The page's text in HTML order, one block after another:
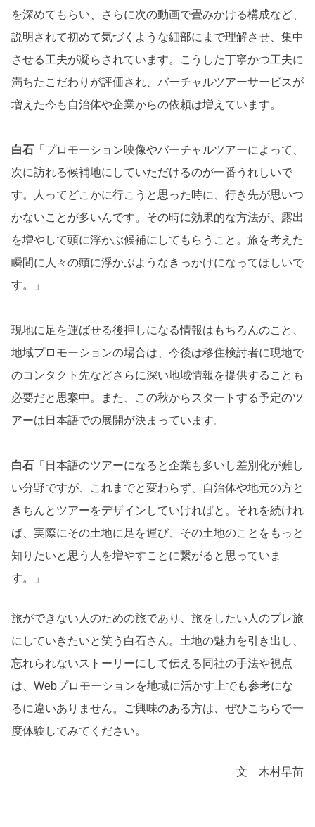
を深めてもらい、さらに次の動画で畳みかける構成など、
説明されて初めて気づくような細部にまで理解させ、集中
させる工夫が凝らされています。こうした丁寧かつ工夫に
満ちたこだわりが評価され、バーチャルツアーサービスが
増えた今も自治体や企業からの依頼は増えています。
白石 「プロモーション映像やバーチャルツアーによって、
次に訪れる候補地にしていただけるのが一番うれしいで
す。人ってどこかに行こうと思った時に、行き先が思いつ
かないことが多いんです。その時に効果的な方法が、露出
を増やして頭に浮かぶ候補にしてもらうこと。旅を考えた
瞬間に人々の頭に浮かぶようなきっかけになってほしいで
す。」
現地に足を運ばせる後押しになる情報はもちろんのこと、
地域プロモーションの場合は、今後は移住検討者に現地で
のコンタクト先などさらに深い地域情報を提供することも
必要だと思案中。また、この秋からスタートする予定のツ
アーは日本語での展開が決まっています。
白石 「日本語のツアーになると企業も多いし差別化が難し
い分野ですが、これまでと変わらず、自治体や地元の方と
きちんとツアーをデザインしていければと。それを続けれ
ば、実際にその土地に足を運び、その土地のことをもっと
知りたいと思う人を増やすことに繋がると思っていま
す。」
旅ができない人のための旅であり、旅をしたい人のプレ旅
にしていきたいと笑う白石さん。土地の魅力を引き出し、
忘れられないストーリーにして伝える同社の手法や視点
は、Webプロモーションを地域に活かす上でも参考にな
るに違いありません。ご興味のある方は、ぜひこちらで一
度体験してみてください。
文 木村早苗